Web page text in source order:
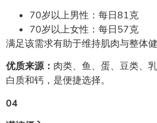
70岁以上男性：每日81克
70岁以上女性：每日57克
满足该需求有助于维持肌肉与整体健
优质来源： 肉类、鱼、蛋、豆类、
白质和钙，是便捷选择。
04